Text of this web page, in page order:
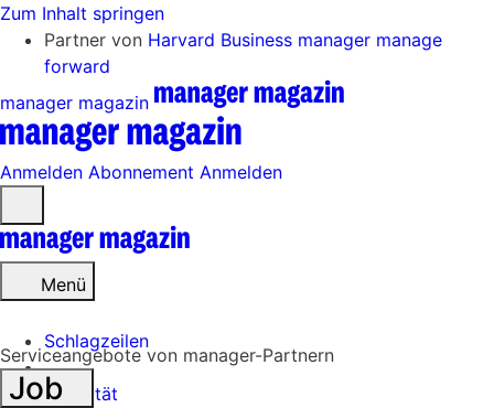
Zum Inhalt springen
Partner von Harvard Business manager manage
forward
manager magazin
Anmelden Abonnement Anmelden
öffnen
Menü
Schlagzeilen
Mobilität
Serviceangebote von manager-Partnern
Job